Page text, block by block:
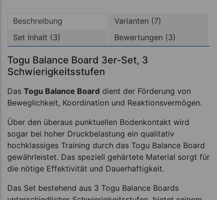
Beschreibung
Varianten (7)
Set Inhalt (3)
Bewertungen (3)
Togu Balance Board 3er-Set, 3
Schwierigkeitsstufen
Das Togu Balance Board dient der Förderung von
Beweglichkeit, Koordination und Reaktionsvermögen.
Über den überaus punktuellen Bodenkontakt wird
sogar bei hoher Druckbelastung ein qualitativ
hochklassiges Training durch das Togu Balance Board
gewährleistet. Das speziell gehärtete Material sorgt für
die nötige Effektivität und Dauerhaftigkeit.
Das Set bestehend aus 3 Togu Balance Boards